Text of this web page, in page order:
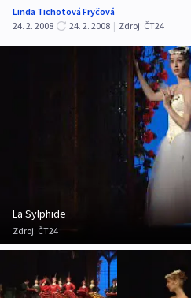
Linda Tichotová Fryčová
24. 2. 2008
24. 2. 2008 | Zdroj: ČT24
La Sylphide
Zdroj: ČT24